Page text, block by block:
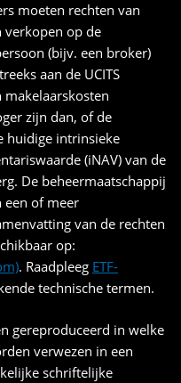
moeten rechten van
verkopen op de
(bijv. een broker)
aan de UCITS
zijn dan, of de
huidige intrinsieke
(iNAV) van de
De beheermaatschappij
een of meer
van de rechten
op:
. Raadpleeg ETF-
technische termen.
gereproduceerd in welke
verwezen in een
schriftelijke